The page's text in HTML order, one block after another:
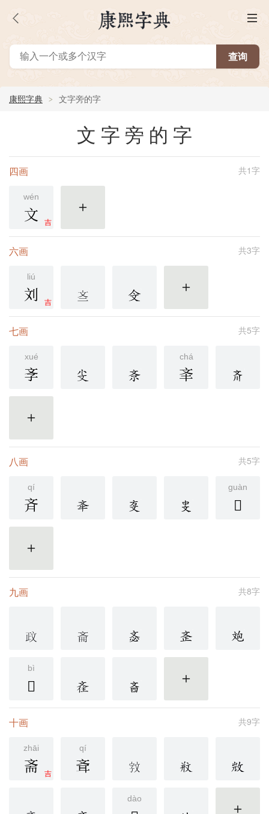
康熙字典 文字旁的字
文字旁的字
共1字
四画
wén
吉
文 更多
共3字
六画
liú
吉
刘 更多
共5字
七画
xué
斈
chá
㪯
更多
共5字
八画
qí
斉
guàn
𪯢
更多
共8字
九画
bì
𣁉 更多
共9字
十画
zhāi
吉
斋
qí
斊
dào